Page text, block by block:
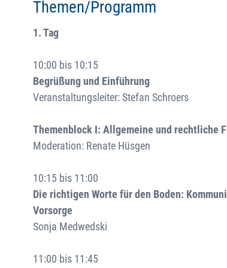
Themen/Programm
1. Tag
10:00 bis 10:15
Begrüßung und Einführung
Veranstaltungsleiter: Stefan Schroers
Themenblock I: Allgemeine und rechtliche
Moderation: Renate Hüsgen
10:15 bis 11:00
Die richtigen Worte für den Boden:
Vorsorge
Sonja Medwedski
11:00 bis 11:45